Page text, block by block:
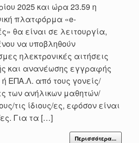
2025 και ώρα 23.59 η
πλατφόρμα «e-
θα είναι σε λειτουργία,
να υποβληθούν
ηλεκτρονικές αιτήσεις
και ανανέωσης εγγραφής
ΕΠΑ.Λ. από τους γονείς/
των ανήλικων μαθητών/
τις ίδιους/ες, εφόσον είναι
ες. Για τα […]
Περισσότερα...